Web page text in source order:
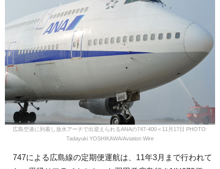
広島空港に到着し放水アーチで出迎えられるANAの747-400＝11月17日 PHOTO:
Tadayuki YOSHIKAWA/Aviation Wire
747による広島線の定期便運航は、11年3月まで行われて